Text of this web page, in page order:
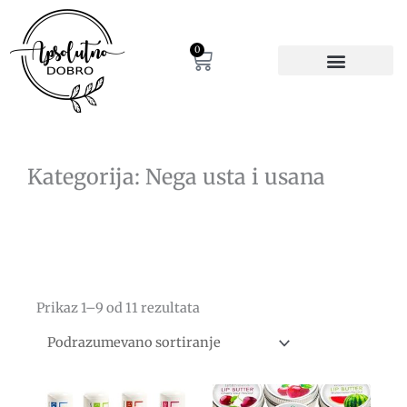
sadržaj
0
Cart
Kategorija: Nega usta i usana
Prikaz 1–9 od 11 rezultata
Ovaj